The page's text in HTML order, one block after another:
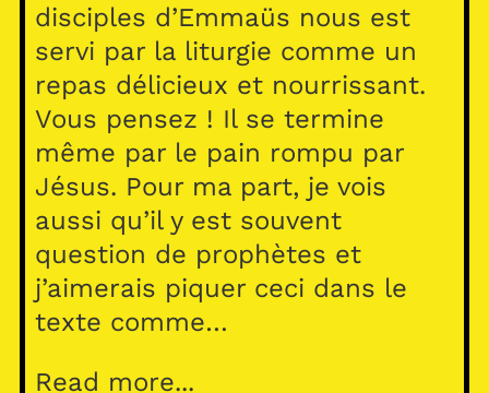
disciples d’Emmaüs nous est
servi par la liturgie comme un
repas délicieux et nourrissant.
Vous pensez ! Il se termine
même par le pain rompu par
Jésus. Pour ma part, je vois
aussi qu’il y est souvent
question de prophètes et
j’aimerais piquer ceci dans le
texte comme…
Read more...